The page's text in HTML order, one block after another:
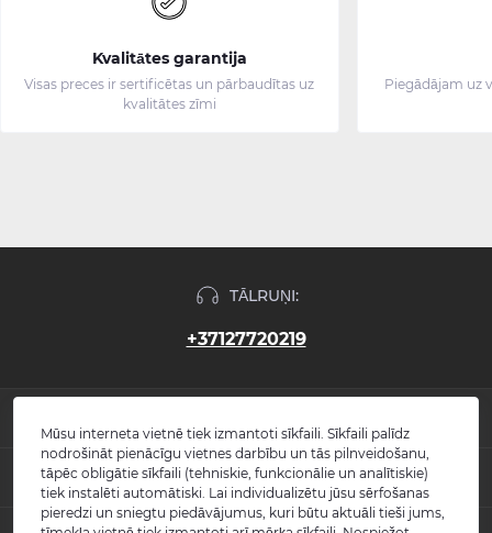
Kvalitātes garantija
Visas preces ir sertificētas un pārbaudītas uz
kvalitātes zīmi
Piegādājam uz
TĀLRUŅI:
+37127720219
Jaunumi
Atsauksmes
Kontakti
POPULĀRS
Izlietnes
Mūsu interneta vietnē tiek izmantoti sīkfaili. Sīkfaili palīdz
nodrošināt pienācīgu vietnes darbību un tās pilnveidošanu,
tāpēc obligātie sīkfaili (tehniskie, funkcionālie un analītiskie)
tiek instalēti automātiski. Lai individualizētu jūsu sērfošanas
pieredzi un sniegtu piedāvājumus, kuri būtu aktuāli tieši jums,